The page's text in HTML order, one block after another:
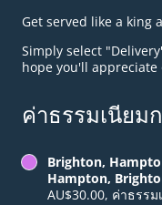
Get served like a king
Simply select
hope you'll
ค่าธรรมเนียม
Brighton,
Hampton,
AU$30.00, ค่าธรรม